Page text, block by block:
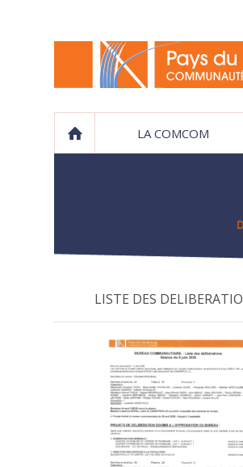
LA COMCOM
LISTE DES